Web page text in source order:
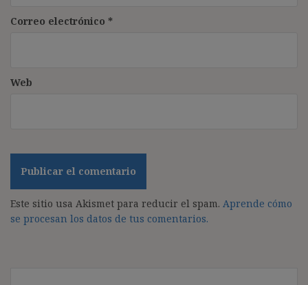
Correo electrónico *
Web
Este sitio usa Akismet para reducir el spam. Aprende cómo
se procesan los datos de tus comentarios.